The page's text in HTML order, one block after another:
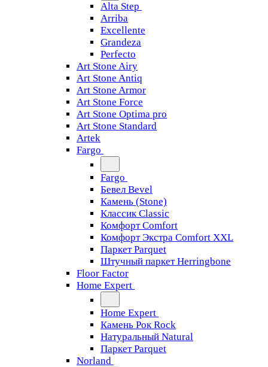
Alta Step
Arriba
Excellente
Grandeza
Perfecto
Art Stone Airy
Art Stone Antiq
Art Stone Armor
Art Stone Force
Art Stone Optima pro
Art Stone Standard
Artek
Fargo
Fargo
Бевел Bevel
Камень (Stone)
Классик Classic
Комфорт Comfort
Комфорт Экстра Comfort XXL
Паркет Parquet
Штучный паркет Herringbone
Floor Factor
Home Expert
Home Expert
Камень Рок Rock
Натуральный Natural
Паркет Parquet
Norland